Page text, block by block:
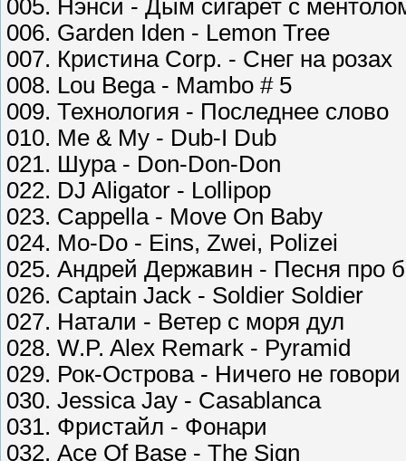
005. Нэнси - Дым сигарет с
006. Garden Iden - Lemon Tree
007. Кристина Corp. - Снег на розах
008. Lou Bega - Mambo # 5
009. Технология - Последнее слово
010. Me & My - Dub-I Dub
021. Шура - Don-Don-Don
022. DJ Aligator - Lollipop
023. Cappella - Move On Baby
024. Mo-Do - Eins, Zwei, Polizei
025. Андрей Державин - Песня про
026. Captain Jack - Soldier Soldier
027. Натали - Ветер с моря дул
028. W.P. Alex Remark - Pyramid
029. Рок-Острова - Ничего не говори
030. Jessica Jay - Casablanca
031. Фристайл - Фонари
032. Ace Of Base - The Sign